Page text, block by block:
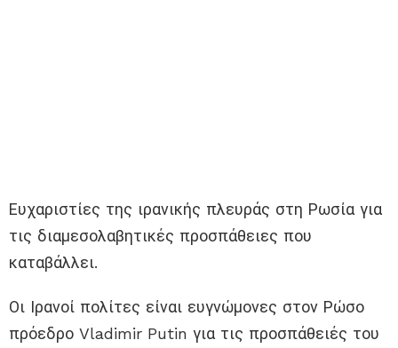
Ευχαριστίες της ιρανικής πλευράς στη Ρωσία για
τις διαμεσολαβητικές προσπάθειες που
καταβάλλει.
Οι Ιρανοί πολίτες είναι ευγνώμονες στον Ρώσο
πρόεδρο Vladimir Putin για τις προσπάθειές του